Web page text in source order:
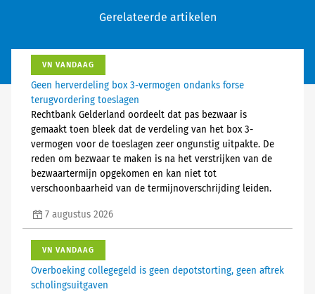
Gerelateerde artikelen
VN VANDAAG
Geen herverdeling box 3-vermogen ondanks forse
terugvordering toeslagen
Rechtbank Gelderland oordeelt dat pas bezwaar is
gemaakt toen bleek dat de verdeling van het box 3-
vermogen voor de toeslagen zeer ongunstig uitpakte. De
reden om bezwaar te maken is na het verstrijken van de
bezwaartermijn opgekomen en kan niet tot
verschoonbaarheid van de termijnoverschrijding leiden.
7 augustus 2026
VN VANDAAG
Overboeking collegegeld is geen depotstorting, geen aftrek
scholingsuitgaven